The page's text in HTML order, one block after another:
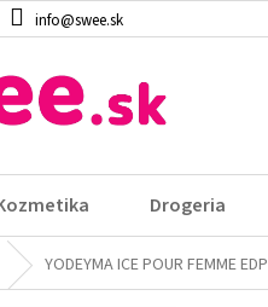
info@swee.sk
Drogeria
YODEYMA ICE POUR FEMME EDP